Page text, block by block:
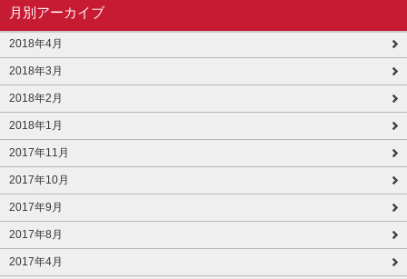
月別アーカイブ
2018年4月
2018年3月
2018年2月
2018年1月
2017年11月
2017年10月
2017年9月
2017年8月
2017年4月